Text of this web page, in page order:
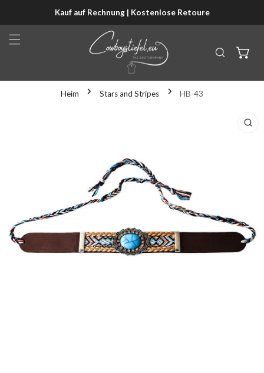
SPRINGENKauf auf Rechnung | Kostenlose Retoure
Heim Stars and Stripes HB-43